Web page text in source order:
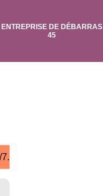
ENTREPRISE DE DÉBARRAS
45